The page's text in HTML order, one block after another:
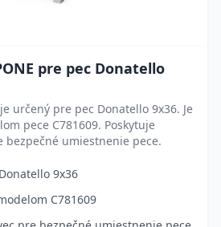
pre pec Donatello
je určený pre pec Donatello 9x36. Je
pece C781609. Poskytuje
umiestnenie pece.
9x36
C781609